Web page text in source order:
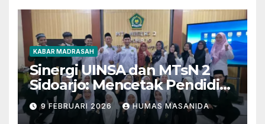
KABAR MADRASAH
Sinergi UINSA dan MTsN 2
Sidoarjo: Mencetak Pendidik
Berkarakter Menghadapi
Tantangan Zaman
9 FEBRUARI 2026 HUMAS MASANIDA